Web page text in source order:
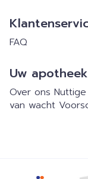
FAQ
Uw apotheek
Over ons Nuttige
van wacht